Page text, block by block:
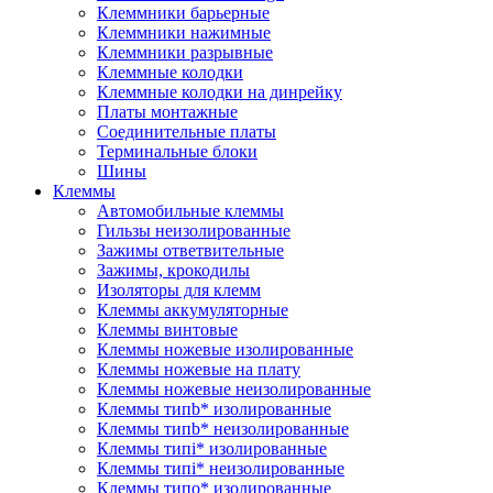
Клеммники барьерные
Клеммники нажимные
Клеммники разрывные
Клеммные колодки
Клеммные колодки на динрейку
Платы монтажные
Соединительные платы
Терминальные блоки
Шины
Клеммы
Автомобильные клеммы
Гильзы неизолированные
Зажимы ответвительные
Зажимы, крокодилы
Изоляторы для клемм
Клеммы аккумуляторные
Клеммы винтовые
Клеммы ножевые изолированные
Клеммы ножевые на плату
Клеммы ножевые неизолированные
Клеммы типb* изолированные
Клеммы типb* неизолированные
Клеммы типi* изолированные
Клеммы типi* неизолированные
Клеммы типo* изолированные